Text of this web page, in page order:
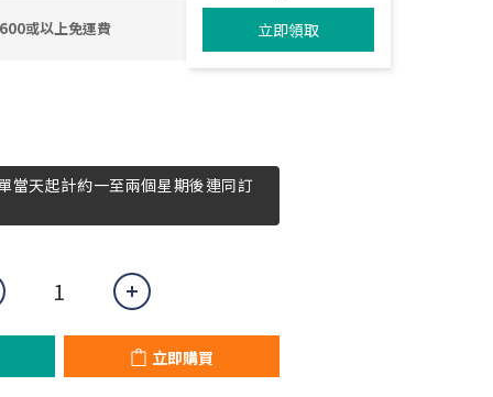
立即領取
或以上免運費
當天起計約一至兩個星期後連同訂
立即購買